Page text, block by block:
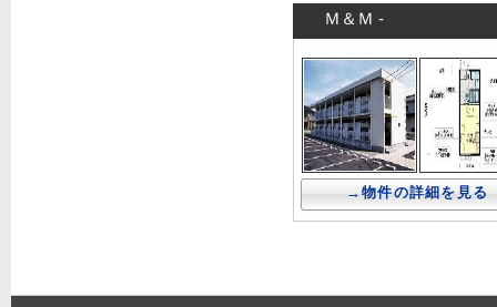
Ｍ＆Ｍ -
→物件の詳細を見る